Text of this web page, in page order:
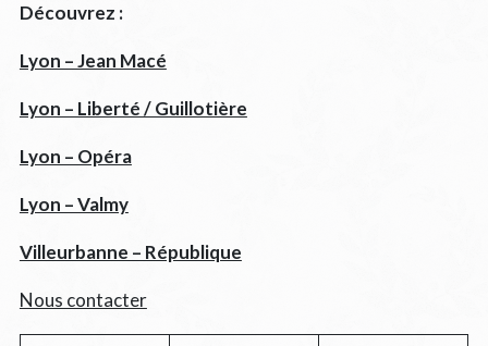
Découvrez :
Lyon – Jean Macé
Lyon – Liberté / Guillotière
Lyon – Opéra
Lyon – Valmy
Villeurbanne – République
Nous contacter